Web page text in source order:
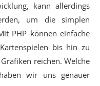
kann allerdings
um die simplen
PHP können einfache
bis hin zu
reichen. Welche
wir uns genauer